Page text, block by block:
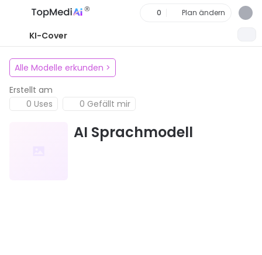
KI-Cover
0 Plan ändern
Alle Modelle erkunden >
Erstellt am
0 Uses
0 Gefällt mir
AI Sprachmodell